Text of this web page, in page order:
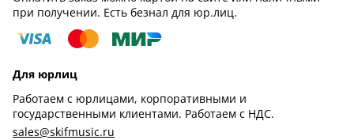
при получении. Есть безнал для юр.лиц.
Для юрлиц
Работаем с юрлицами, корпоративными и
государственными клиентами. Работаем с НДС.
sales@skifmusic.ru